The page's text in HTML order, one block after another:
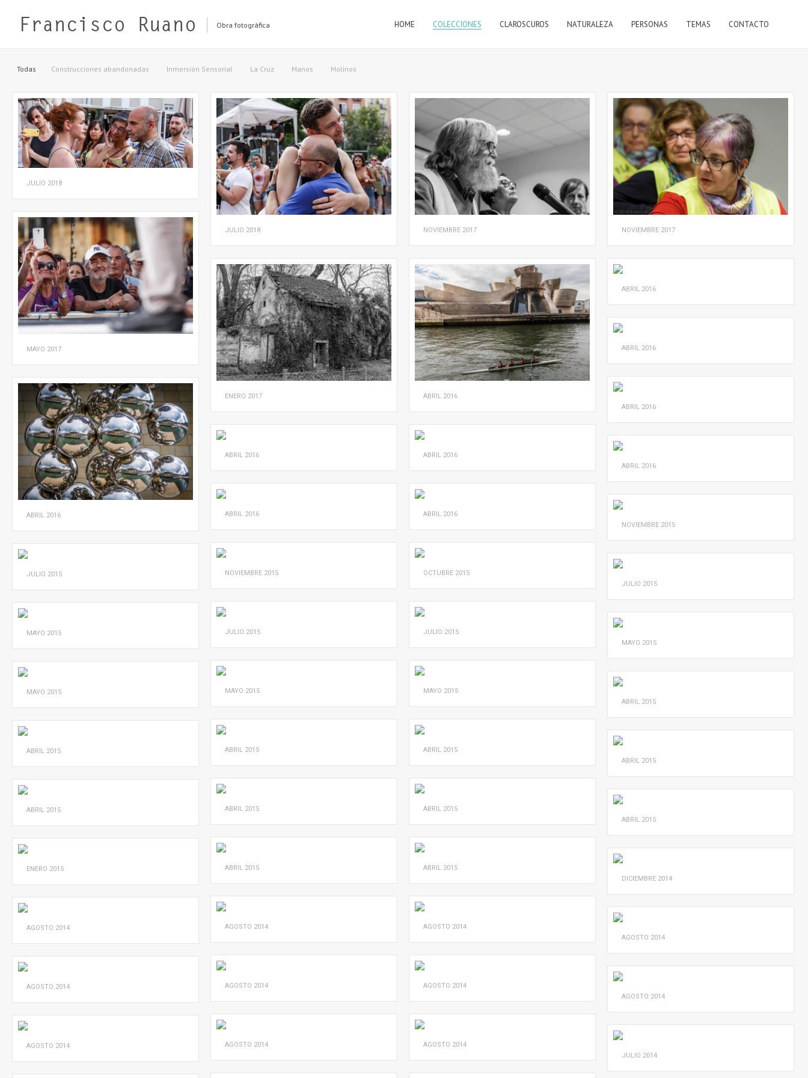
Obra fotográfica HOME COLECCIONES CLAROSCUROS NATURALEZA PERSONAS TEMAS CONTACTO
FORMULARIO DE BÚSQUEDA
Todas Construcciones abandonadas Inmersión Sensorial La Cruz Manos Molinos
JULIO 2018
JULIO 2018 NOVIEMBRE 2017 NOVIEMBRE 2017
MAYO 2017
ENERO 2017 ABRIL 2016
ABRIL 2016
ABRIL 2016
ABRIL 2016
ABRIL 2016
ABRIL 2016 ABRIL 2016
ABRIL 2016
ABRIL 2016 ABRIL 2016
NOVIEMBRE 2015
NOVIEMBRE 2015 OCTUBRE 2015
JULIO 2015
JULIO 2015
JULIO 2015 JULIO 2015
MAYO 2015
MAYO 2015
MAYO 2015 MAYO 2015
MAYO 2015
ABRIL 2015
ABRIL 2015 ABRIL 2015
ABRIL 2015
ABRIL 2015
ABRIL 2015 ABRIL 2015
ABRIL 2015
ABRIL 2015
ABRIL 2015 ABRIL 2015
ENERO 2015
DICIEMBRE 2014
AGOSTO 2014 AGOSTO 2014
AGOSTO 2014
AGOSTO 2014
AGOSTO 2014 AGOSTO 2014
AGOSTO 2014
AGOSTO 2014
AGOSTO 2014 AGOSTO 2014
AGOSTO 2014
JULIO 2014